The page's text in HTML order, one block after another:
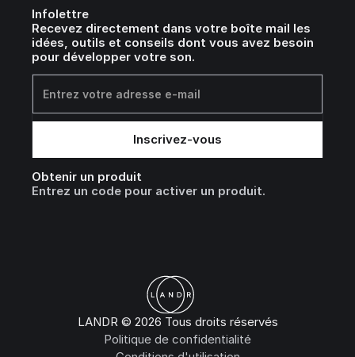
Infolettre
Recevez directement dans votre boîte mail les
idées, outils et conseils dont vous avez besoin
pour développer votre son.
Obtenir un produit
Entrez un code pour activer un produit.
LANDR © 2026 Tous droits réservés
Politique de confidentialité